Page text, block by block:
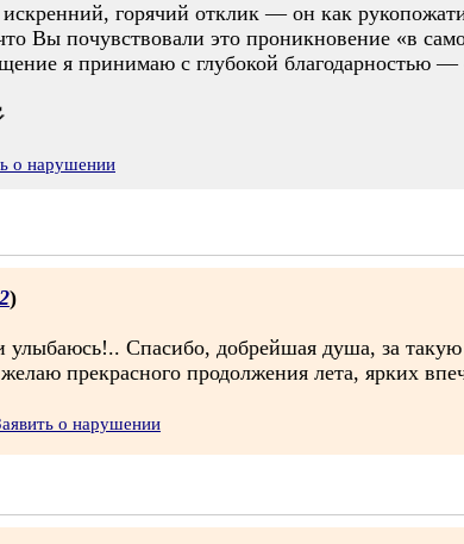
горячий отклик — он как
Вы почувствовали это проникновение «в
я принимаю с глубокой благодарностью —
о нарушении
)
Спасибо, добрейшая душа, за
прекрасного продолжения лета, ярких
о нарушении